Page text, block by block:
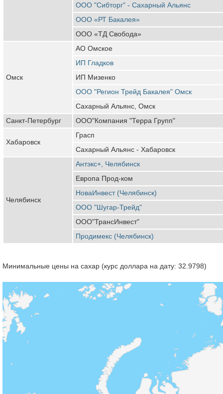
ООО "Сибторг" - Сахарный Альянс
ООО «РТ Бакалея»
ООО «ТД Свобода»
Омск
АО Омское
ИП Гладков
ИП Мизенко
ООО "Регион Трейд Бакалея" Омск
Сахарный Альянс, Омск
Санкт-Петербург
ООО"Компания "Терра Групп"
Хабаровск
Грасп
Сахарный Альянс - Хабаровск
Челябинск
Антэкс+, Челябинск
Европа Прод-ком
НоваИнвест (Челябинск)
ООО "Шугар-Трейд"
ООО"ТрансИнвест"
Продимекс (Челябинск)
Минимальные цены на сахар (курс доллара на дату: 32.9798)